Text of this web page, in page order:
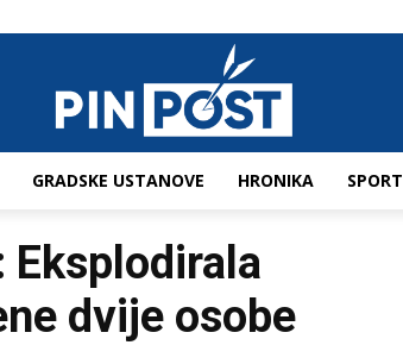
GRADSKE USTANOVE HRONIKA SPORT
Eksplodirala
dvije osobe